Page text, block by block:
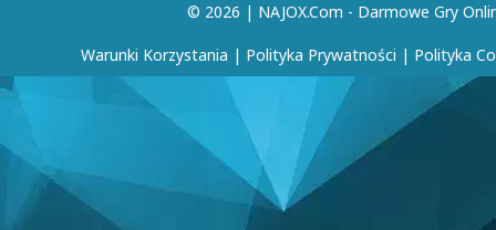
© 2026 | NAJOX.com - Darmowe Gry
Warunki Korzystania | Polityka Prywatności | Polityka